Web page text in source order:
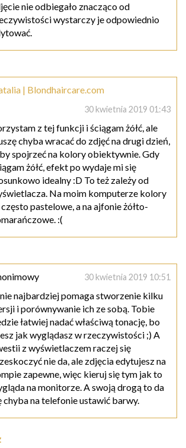
nie odbiegało znacząco od
wystarczy je odpowiednio
| Blondhaircare.com
30 kwietnia 2019 01:43
z tej funkcji i ściągam żółć, ale
chyba wracać do zdjęć na drugi dzień,
spojrzeć na kolory obiektywnie. Gdy
żółć, efekt po wydaje mi się
idealny :D To też zależy od
Na moim komputerze kolory
często pastelowe, a na ajfonie żółto-
:(
30 kwietnia 2019 10:51
najbardziej pomaga stworzenie kilku
i porównywanie ich ze sobą. Tobie
łatwiej nadać właściwą tonację, bo
jak wyglądasz w rzeczywistości ;) A
z wyświetlaczem raczej się
nie da, ale zdjęcia edytujesz na
zapewne, więc kieruj się tym jak to
na monitorze. A swoją drogą to da
chyba na telefonie ustawić barwy.